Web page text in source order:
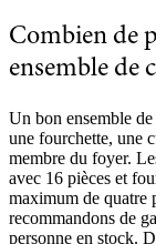
Combien de
ensemble de
Un bon ensemble
une fourchette, une
membre du foyer.
avec 16 pièces et
maximum de quatre
recommandons de
personne en stock.